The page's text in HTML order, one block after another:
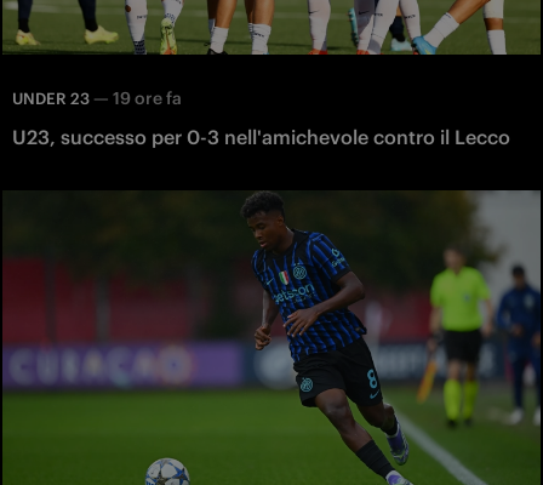
UNDER 23 — 19 ore fa
U23, successo per 0-3 nell'amichevole contro il Lecco